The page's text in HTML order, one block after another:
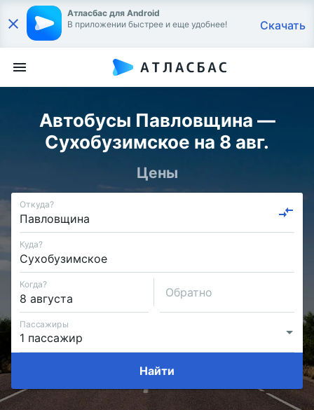
Атласбас для Android
В приложении быстрее и еще удобнее!
Скачать
Автобусы Павловщина —
Сухобузимское на 8 авг.
Цены
Откуда?
Куда?
Когда?
Обратно
Пассажиры
Найти